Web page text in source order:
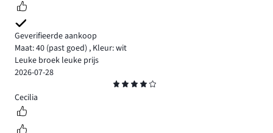
Geverifieerde aankoop
Maat: 40 (past goed) , Kleur: wit
Leuke broek leuke prijs
2026-07-28
4
Cecilia